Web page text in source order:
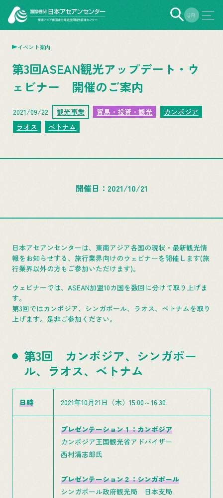
EN
JP
イベント案内
第3回ASEAN観光アップデート・ウ
ェビナー 開催のご案内
2021/09/22 観光事業 貿易・投資・観光
カンボジア
ラオス
ベトナム
開催日 2021/10/21
日本アセアンセンターは、東南アジア各国の現状・最新観光情
報をお知らせする、旅行業界向けのウェビナーを開催します(旅
行業界以外の方もご参加いただけます)。
ウェビナーでは、ASEAN加盟10カ国を数回に分けて取り上げま
す。
第3回ではカンボジア、シンガポール、ラオス、ベトナムを取り
上げます。是非ご参加ください。
第3回 カンボジア、シンガポー
ル、ラオス、ベトナム
日時 2021年10月21日（木）15:00～16:30
プレゼンテーション１：カンボジア
カンボジア王国観光省アドバイザー
西村清志郎氏
プレゼンテーション２：シンガポール
シンガポール政府観光局 日本支局